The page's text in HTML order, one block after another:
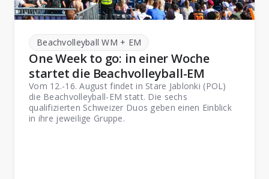
Beachvolleyball WM + EM
One Week to go: in einer Woche
startet die Beachvolleyball-EM
Vom 12.-16. August findet in Stare Jablonki (POL)
die Beachvolleyball-EM statt. Die sechs
qualifizierten Schweizer Duos geben einen Einblick
in ihre jeweilige Gruppe.